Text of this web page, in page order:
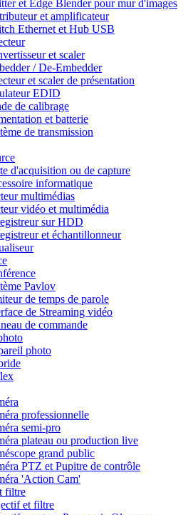
et Edge Blender pour mur d'images
et amplificateur
Ethernet et Hub USB
et scaler
/ De-Embedder
et scaler de présentation
EDID
de calibrage
et batterie
de transmission
d'acquisition ou de capture
informatique
multimédias
vidéo et multimédia
sur HDD
et échantillonneur
Pavlov
de temps de parole
de Streaming vidéo
de commande
photo
professionnelle
semi-pro
plateau ou production live
grand public
PTZ et Pupitre de contrôle
'Action Cam'
filtre
et filtre